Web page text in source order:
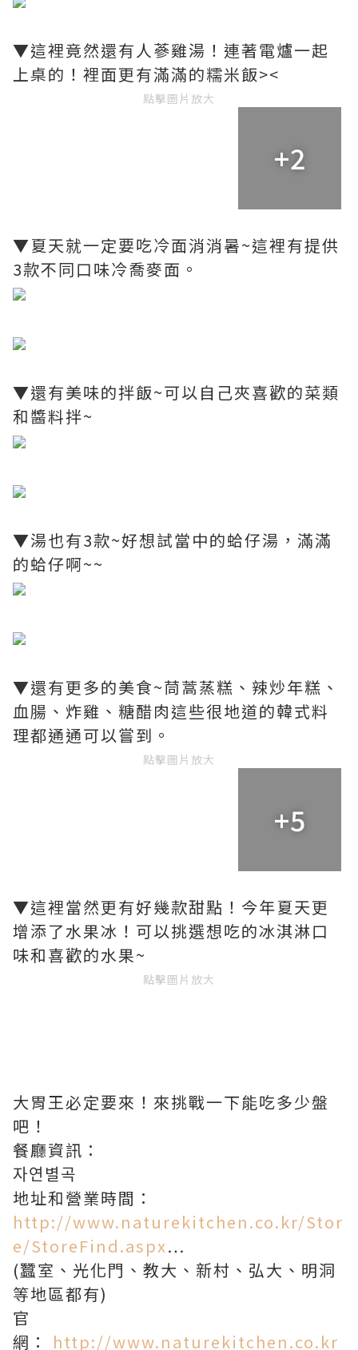
▼這裡竟然還有人蔘雞湯！連著電爐一起
上桌的！裡面更有滿滿的糯米飯><
點擊圖片放大
+2
▼夏天就一定要吃冷面消消暑~這裡有提供
3款不同口味冷喬麥面。
▼還有美味的拌飯~可以自己夾喜歡的菜類
和醬料拌~
▼湯也有3款~好想試當中的蛤仔湯，滿滿
的蛤仔啊~~
▼還有更多的美食~茼蒿蒸糕、辣炒年糕、
血腸、炸雞、糖醋肉這些很地道的韓式料
理都通通可以嘗到。
點擊圖片放大
+5
▼這裡當然更有好幾款甜點！今年夏天更
增添了水果冰！可以挑選想吃的冰淇淋口
味和喜歡的水果~
點擊圖片放大
大胃王必定要來！來挑戰一下能吃多少盤
吧！
餐廳資訊：
자연별곡
地址和營業時間：
http://www.naturekitchen.co.kr/Stor
e/StoreFind.aspx…
(蠶室、光化門、教大、新村、弘大、明洞
等地區都有)
官
網： http://www.naturekitchen.co.kr